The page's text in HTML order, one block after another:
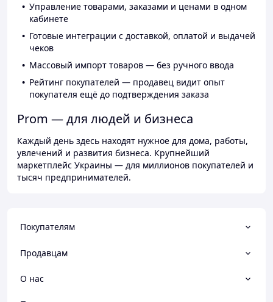
Управление товарами, заказами и ценами в одном
кабинете
Готовые интеграции с доставкой, оплатой и выдачей
чеков
Массовый импорт товаров — без ручного ввода
Рейтинг покупателей — продавец видит опыт
покупателя ещё до подтверждения заказа
Prom — для людей и бизнеса
Каждый день здесь находят нужное для дома, работы,
увлечений и развития бизнеса. Крупнейший
маркетплейс Украины — для миллионов покупателей и
тысяч предпринимателей.
Покупателям
Продавцам
О нас